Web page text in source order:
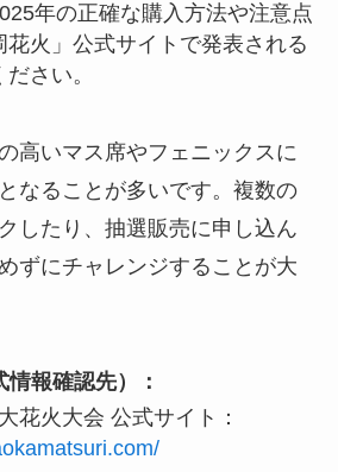
年の正確な購入方法や注意点
花火」公式サイトで発表される
さい。
高いマス席やフェニックスに
なることが多いです。複数の
したり、抽選販売に申し込ん
ずにチャレンジすることが大
報確認先）：
花火大会 公式サイト：